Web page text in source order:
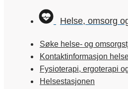
Helse, omsorg
Søke helse- og
Kontaktinformasjon
Fysioterapi, ergoterapi
Helsestasjonen